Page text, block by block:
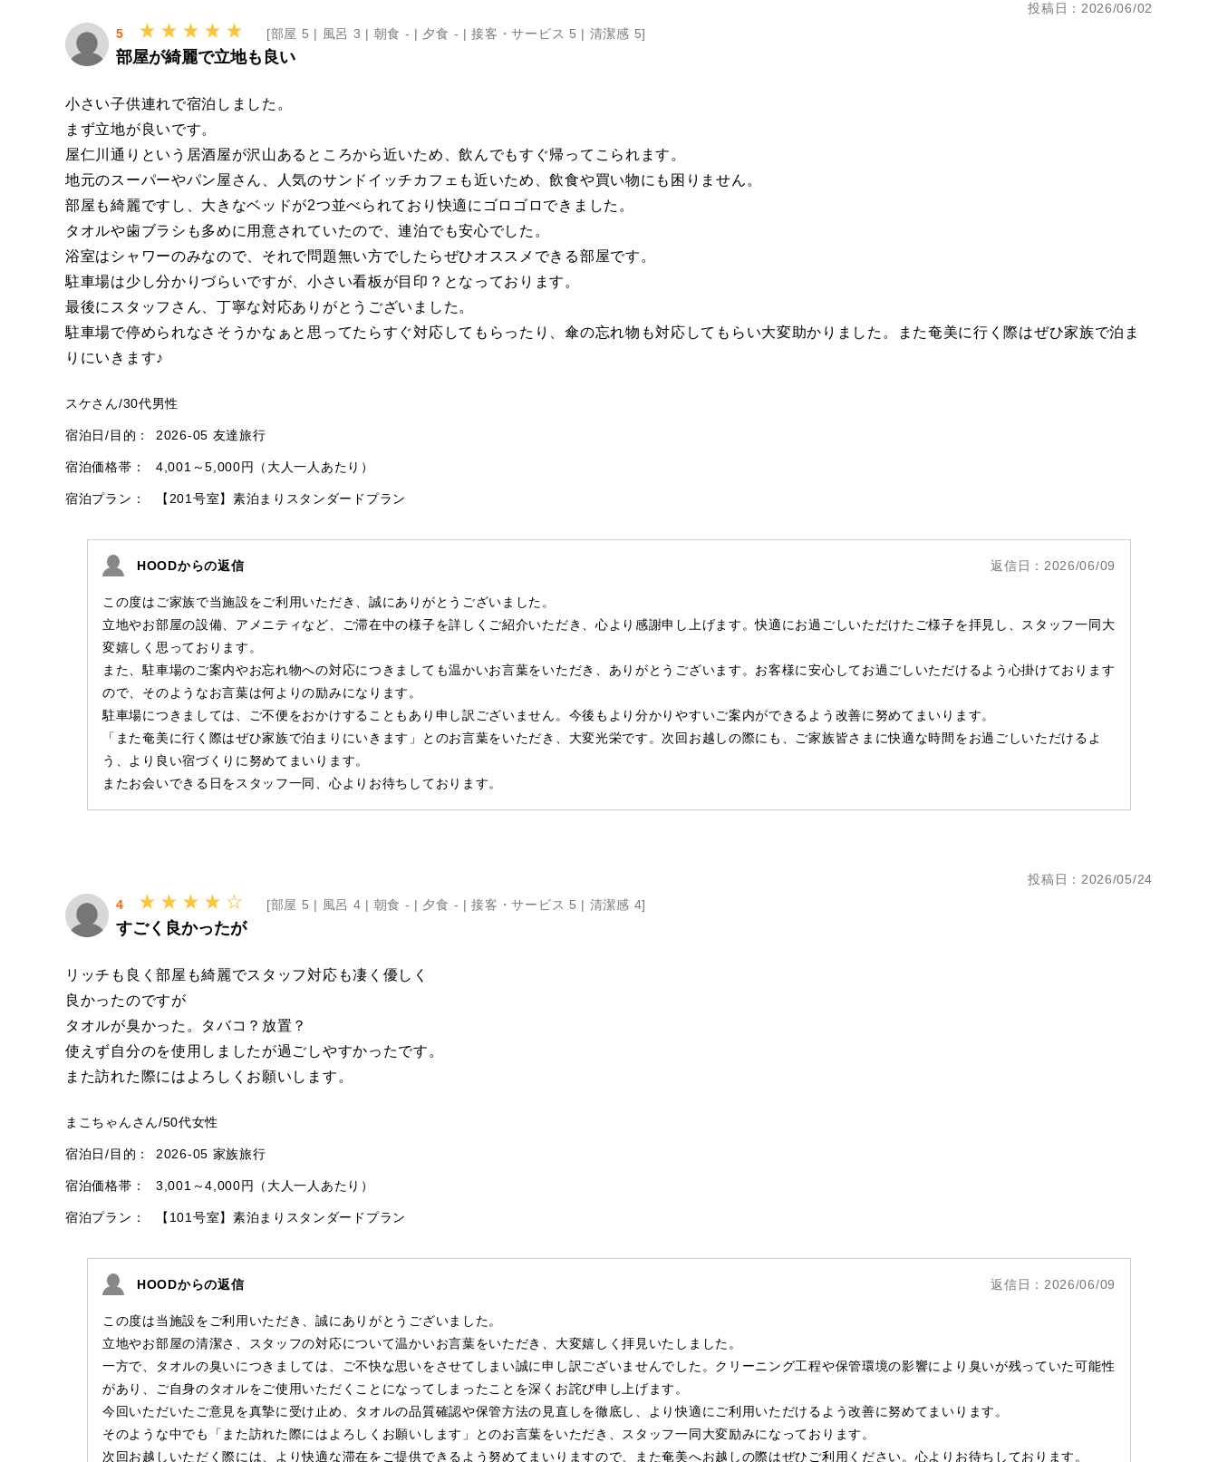
投稿日：2026/06/02
5
[部屋 5 | 風呂 3 | 朝食 - | 夕食 - |接客・サービス 5 | 清潔感 5]
部屋が綺麗で立地も良い
小さい子供連れで宿泊しました。
まず立地が良いです。
屋仁川通りという居酒屋が沢山あるところから近いため、飲んでもすぐ帰ってこられます。
地元のスーパーやパン屋さん、人気のサンドイッチカフェも近いため、飲食や買い物にも困りません。
部屋も綺麗ですし、大きなベッドが2つ並べられており快適にゴロゴロできました。
タオルや歯ブラシも多めに用意されていたので、連泊でも安心でした。
浴室はシャワーのみなので、それで問題無い方でしたらぜひオススメできる部屋です。
駐車場は少し分かりづらいですが、小さい看板が目印？となっております。
最後にスタッフさん、丁寧な対応ありがとうございました。
駐車場で停められなさそうかなぁと思ってたらすぐ対応してもらったり、傘の忘れ物も対応してもらい大変助かりました。また奄美に行く際はぜひ家族で泊ま
りにいきます♪
スケさん/30代男性
宿泊日/目的： 2026-05 友達旅行
宿泊価格帯： 4,001～5,000円（大人一人あたり）
宿泊プラン： 【201号室】素泊まりスタンダードプラン
HOODからの返信 返信日：2026/06/09
この度はご家族で当施設をご利用いただき、誠にありがとうございました。
立地やお部屋の設備、アメニティなど、ご滞在中の様子を詳しくご紹介いただき、心より感謝申し上げます。快適にお過ごしいただけたご様子を拝見し、スタッフ一同大
変嬉しく思っております。
また、駐車場のご案内やお忘れ物への対応につきましても温かいお言葉をいただき、ありがとうございます。お客様に安心してお過ごしいただけるよう心掛けております
ので、そのようなお言葉は何よりの励みになります。
駐車場につきましては、ご不便をおかけすることもあり申し訳ございません。今後もより分かりやすいご案内ができるよう改善に努めてまいります。
「また奄美に行く際はぜひ家族で泊まりにいきます」とのお言葉をいただき、大変光栄です。次回お越しの際にも、ご家族皆さまに快適な時間をお過ごしいただけるよ
う、より良い宿づくりに努めてまいります。
またお会いできる日をスタッフ一同、心よりお待ちしております。
投稿日：2026/05/24
4
[部屋 5 | 風呂 4 | 朝食 - | 夕食 - |接客・サービス 5 | 清潔感 4]
すごく良かったが
リッチも良く部屋も綺麗でスタッフ対応も凄く優しく
良かったのですが
タオルが臭かった。タバコ？放置？
使えず自分のを使用しましたが過ごしやすかったです。
また訪れた際にはよろしくお願いします。
まこちゃんさん/50代女性
宿泊日/目的： 2026-05 家族旅行
宿泊価格帯： 3,001～4,000円（大人一人あたり）
宿泊プラン： 【101号室】素泊まりスタンダードプラン
HOODからの返信 返信日：2026/06/09
この度は当施設をご利用いただき、誠にありがとうございました。
立地やお部屋の清潔さ、スタッフの対応について温かいお言葉をいただき、大変嬉しく拝見いたしました。
一方で、タオルの臭いにつきましては、ご不快な思いをさせてしまい誠に申し訳ございませんでした。クリーニング工程や保管環境の影響により臭いが残っていた可能性
があり、ご自身のタオルをご使用いただくことになってしまったことを深くお詫び申し上げます。
今回いただいたご意見を真摯に受け止め、タオルの品質確認や保管方法の見直しを徹底し、より快適にご利用いただけるよう改善に努めてまいります。
そのような中でも「また訪れた際にはよろしくお願いします」とのお言葉をいただき、スタッフ一同大変励みになっております。
次回お越しいただく際には、より快適な滞在をご提供できるよう努めてまいりますので、また奄美へお越しの際はぜひご利用ください。心よりお待ちしております。